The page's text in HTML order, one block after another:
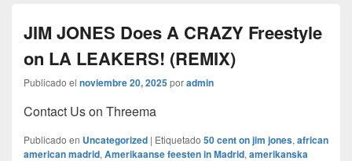
JIM JONES Does A CRAZY Freestyle
on LA LEAKERS! (REMIX)
Publicado el noviembre 20, 2025poradmin
Contact Us on Threema
Publicado en Uncategorized | Etiquetado 50 cent on jim jones, african
american madrid, Amerikaanse feesten in Madrid, amerikanska